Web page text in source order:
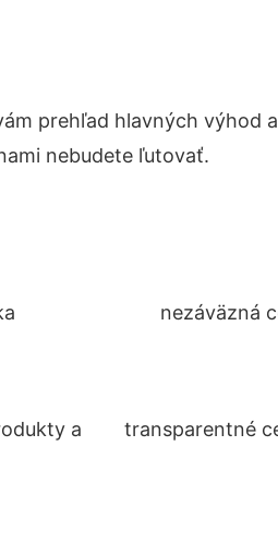
prehľad hlavných výhod
nebudete ľutovať.
nezáväzná
a
transparentné